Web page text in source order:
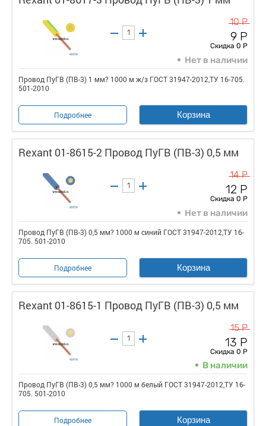
10 Р
9 Р
Скидка 0 Р
Нет в наличии
Провод ПуГВ (ПВ-3) 1 мм? 1000 м ж/з ГОСТ 31947-2012,ТУ 16-705.
501-2010
Подробнее Корзина
Rexant 01-8615-2 Провод ПуГВ (ПВ-3) 0,5 мм
14 Р
12 Р
Скидка 0 Р
Нет в наличии
Провод ПуГВ (ПВ-3) 0,5 мм? 1000 м синий ГОСТ 31947-2012,ТУ 16-
705. 501-2010
Подробнее Корзина
Rexant 01-8615-1 Провод ПуГВ (ПВ-3) 0,5 мм
15 Р
13 Р
Скидка 0 Р
В наличии
Провод ПуГВ (ПВ-3) 0,5 мм? 1000 м белый ГОСТ 31947-2012,ТУ 16-
705. 501-2010
Подробнее Корзина